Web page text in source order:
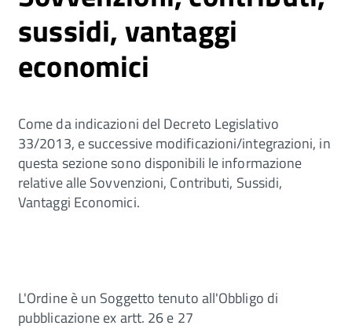
sussidi, vantaggi
economici
Come da indicazioni del Decreto Legislativo
33/2013, e successive modificazioni/integrazioni, in
questa sezione sono disponibili le informazione
relative alle Sovvenzioni, Contributi, Sussidi,
Vantaggi Economici.
L'Ordine è un Soggetto tenuto all'Obbligo di
pubblicazione ex artt. 26 e 27